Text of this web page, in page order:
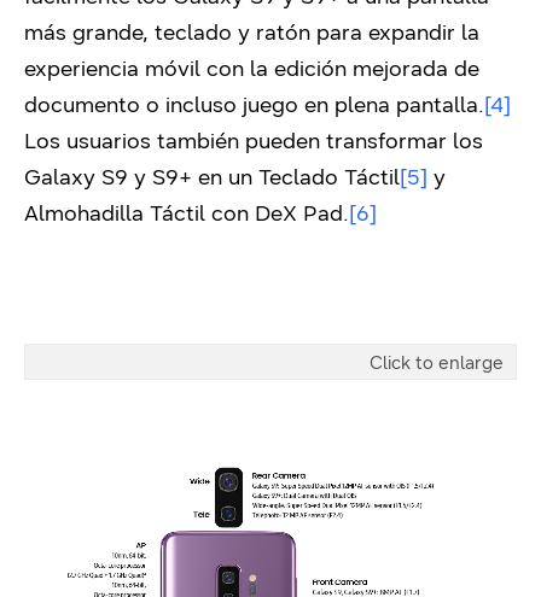
más grande, teclado y ratón para expandir la
experiencia móvil con la edición mejorada de
documento o incluso juego en plena pantalla.[4]
Los usuarios también pueden transformar los
Galaxy S9 y S9+ en un Teclado Táctil[5] y
Almohadilla Táctil con DeX Pad.[6]